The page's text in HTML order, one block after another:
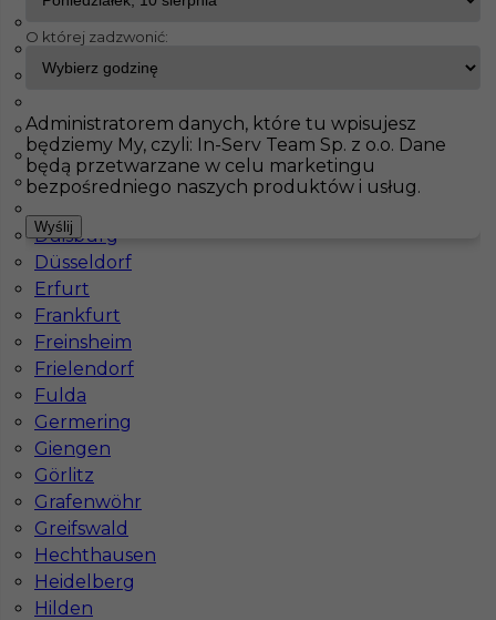
InServ Oferty pracy
Pokaż filtr
Aachen
Amelsbüren
Bernsdorf
Bonn
Dessau-Roßlau
Duisburg
Düsseldorf
Erfurt
Frankfurt
Freinsheim
Frielendorf
Fulda
Germering
Giengen
Görlitz
Grafenwöhr
Greifswald
Hechthausen
Heidelberg
Hilden
Malarz szpachlarz praca Niemcy
Kategoria
Lokalizacja Niemcy
Wymagane języki
Stawka 13 - 15 € / h
O której zadzwonić:
Administratorem danych, które tu wpisujesz
będziemy My, czyli: In-Serv Team Sp. z o.o. Dane
będą przetwarzane w celu marketingu
bezpośredniego naszych produktów i usług.
Wyślij